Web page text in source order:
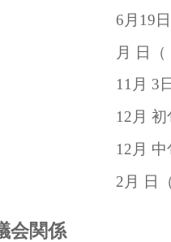
6月19
月 日
11月 3
12月
12月
2月 日
会関係